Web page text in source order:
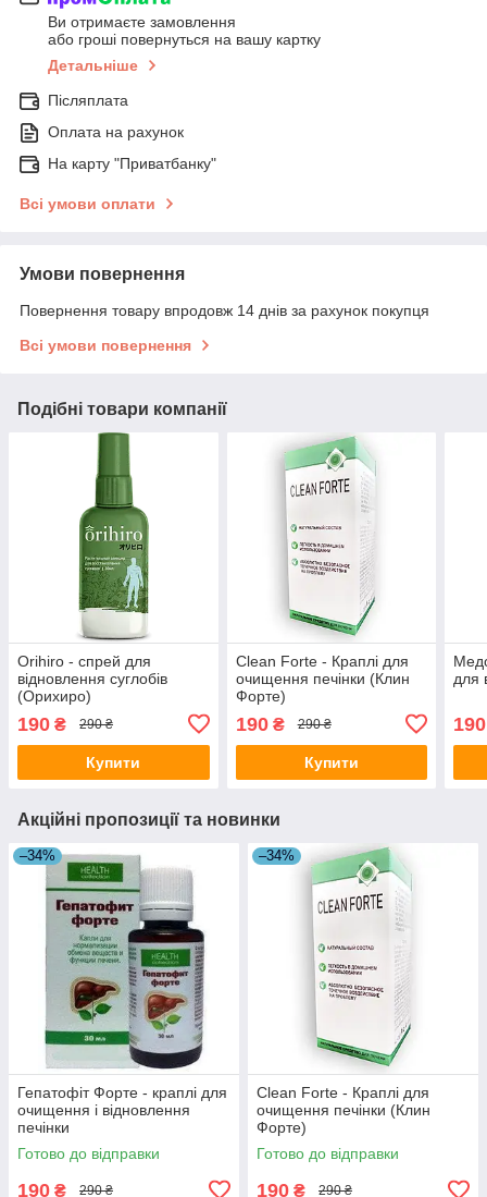
Ви отримаєте замовлення
або гроші повернуться на вашу картку
Детальніше
Післяплата
Оплата на рахунок
На карту "Приватбанку"
Всі умови оплати
Умови повернення
Повернення товару впродовж 14 днів за рахунок покупця
Всі умови повернення
Подібні товари компанії
Orihiro - спрей для
відновлення суглобів
(Орихиро)
190 ₴ 290 ₴
Купити
Clean Forte - Краплі для
очищення печінки (Клин
Форте)
190₴ 290 ₴
Купити
для
190
Акційні пропозиції та новинки
–34%
Гепатофіт Форте - краплі для
очищення і відновлення
печінки
Готово до відправки
190 ₴ 290 ₴
–34%
Clean Forte - Краплі для
очищення печінки (Клин
Форте)
Готово до відправки
190 ₴ 290 ₴